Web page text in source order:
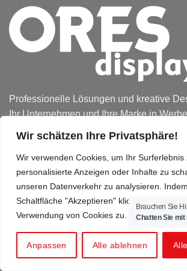
Wir schätzen Ihre Privatsphäre!
Wir verwenden Cookies, um Ihr Surferlebnis
personalisierte Anzeigen oder Inhalte zu
unseren Datenverkehr zu analysieren.
Schaltfläche "Akzeptieren" klicken, stimmen
Verwendung von Cookies zu.
Anpassen Alle ablehnen
Professionelle Lösungen und kreative
Ihr Unternehmen und Ihre Marke in
UNTERNEHMEN
Brauchen Sie
Chatten Sie mit